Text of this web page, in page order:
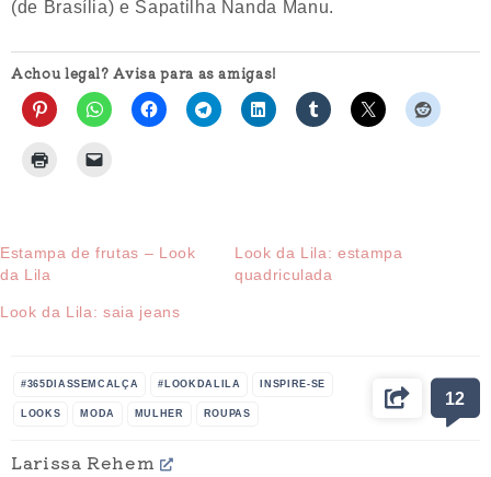
(de Brasília) e Sapatilha Nanda Manu.
Achou legal? Avisa para as amigas!
Estampa de frutas – Look
da Lila
Look da Lila: estampa
quadriculada
Look da Lila: saia jeans
#365DIASSEMCALÇA #LOOKDALILA INSPIRE-SE
LOOKS MODA MULHER ROUPAS
12
Larissa Rehem